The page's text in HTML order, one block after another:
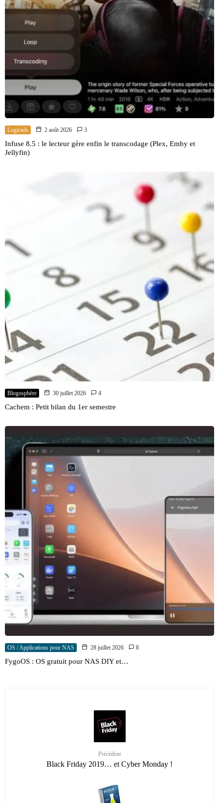
Logiciels 2 août 2026 3
Infuse 8.5 : le lecteur gère enfin le transcodage (Plex, Emby et
Jellyfin)
Blogosphère 30 juillet 2026 4
Cachem : Petit bilan du 1er semestre
OS / Applications pour NAS 28 juillet 2026 8
FygoOS : OS gratuit pour NAS DIY et…
Précédent
Black Friday 2019… et Cyber Monday !